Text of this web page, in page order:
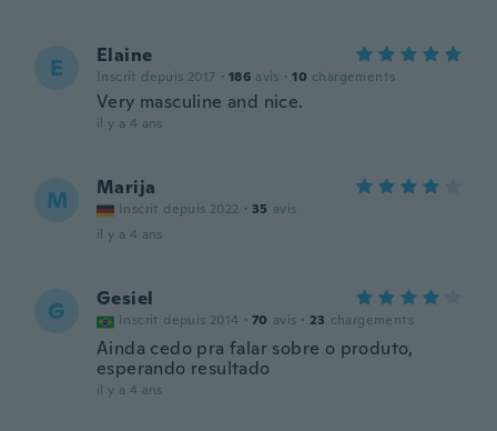
E Elaine
Inscrit depuis 2017 · 186 avis · 10 chargements
Very masculine and nice.
il y a 4 ans
M Marija
Inscrit depuis 2022 · 35 avis
il y a 4 ans
G Gesiel
Inscrit depuis 2014 · 70 avis · 23 chargements
Ainda cedo pra falar sobre o produto,
esperando resultado
il y a 4 ans